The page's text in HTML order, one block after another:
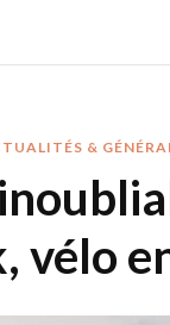
&
vélo